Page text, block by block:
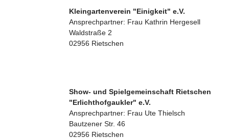
Kleingartenverein "Einigkeit" e.V.
Ansprechpartner: Frau Kathrin Hergesell
Waldstraße 2
02956 Rietschen
Show- und Spielgemeinschaft Rietschen
"Erlichthofgaukler" e.V.
Ansprechpartner: Frau Ute Thielsch
Bautzener Str. 46
02956 Rietschen